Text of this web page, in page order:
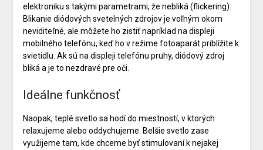
elektroniku s takými parametrami, že nebliká (flickering).
Blikanie diódových svetelných zdrojov je voľným okom
neviditeľné, ale môžete ho zistiť napríklad na displeji
mobilného telefónu, keď ho v režime fotoaparát priblížite k
svietidlu. Ak sú na displeji telefónu pruhy, diódový zdroj
bliká a je to nezdravé pre oči.
Ideálne funkčnosť
Naopak, teplé svetlo sa hodí do miestností, v ktorých
relaxujeme alebo oddychujeme. Belšie svetlo zase
využijeme tam, kde chceme byť stimulovaní k nejakej